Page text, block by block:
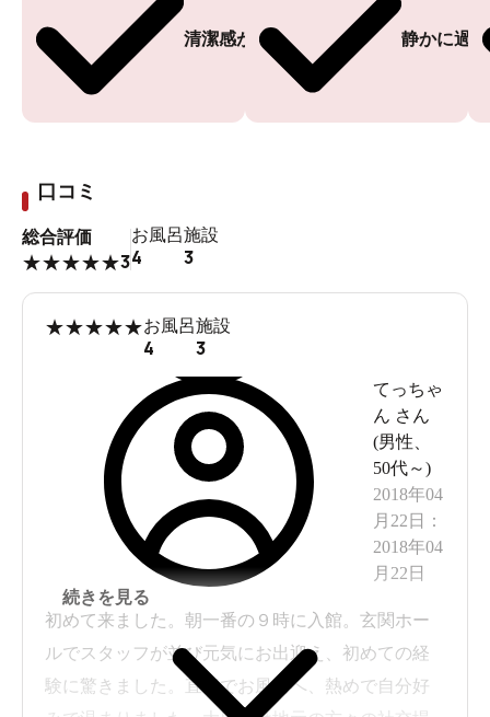
清潔感がある 静かに過
口コミ
総合評価
★★★★★3
お風呂
4
施設
3
★★★★★お風呂
4
施設
3
てっちゃ
ん さん
(男性
50代～)
2018年04
月22日
：
2018年04
月22日
初めて来ました。朝一番の９時に入館。玄関ホー
ルでスタッフが並び元気にお出迎え、初めての経
験に驚きました。直行でお風呂へ、熱めで自分好
続きを見る